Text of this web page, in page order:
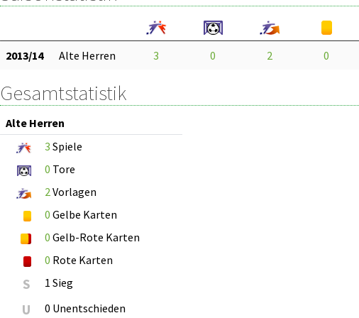
2013/14 Alte Herren 3 0 2 0
Gesamtstatistik
Alte Herren
3 Spiele
0 Tore
2Vorlagen
0 Gelbe Karten
0 Gelb-Rote Karten
0 Rote Karten
S 1 Sieg
U 0 Unentschieden